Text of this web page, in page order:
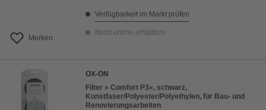
Merken
Verfügbarkeit im Markt prüfen
Nicht online erhältlich
OX-ON
Filter » Comfort P3«, schwarz,
Kunstfaser/Polyester/Polyethylen, für Bau- und
Renovierungsarbeiten